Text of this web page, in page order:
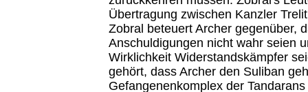
Übertragung zwischen Kanzler
Zobral beteuert Archer gegenüber,
Anschuldigungen nicht wahr seien
Wirklichkeit Widerstandskämpfer
gehört, dass Archer den Suliban
Gefangenenkomplex der